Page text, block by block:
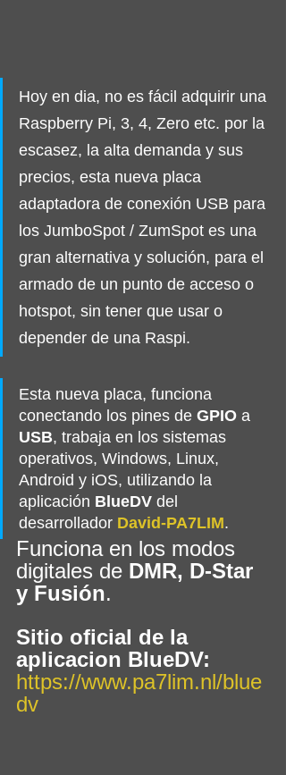
Hoy en dia, no es fácil adquirir una
Raspberry Pi, 3, 4, Zero etc. por la
escasez, la alta demanda y sus
precios, esta nueva placa
adaptadora de conexión USB para
los JumboSpot / ZumSpot es una
gran alternativa y solución, para el
armado de un punto de acceso o
hotspot, sin tener que usar o
depender de una Raspi.
Esta nueva placa, funciona
conectando los pines de GPIO a
USB, trabaja en los sistemas
operativos, Windows, Linux,
Android y iOS, utilizando la
aplicación BlueDV del
desarrollador David-PA7LIM.
Funciona en los modos
digitales de DMR, D-Star
y Fusión.
Sitio oficial de la
aplicacion BlueDV:
https://www.pa7lim.nl/blue
dv